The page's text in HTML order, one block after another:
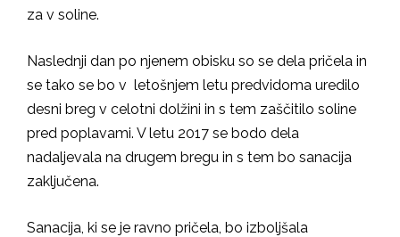
za v soline.
Naslednji dan po njenem obisku so se dela pričela in
se tako se bo v letošnjem letu predvidoma uredilo
desni breg v celotni dolžini in s tem zaščitilo soline
pred poplavami. V letu 2017 se bodo dela
nadaljevala na drugem bregu in s tem bo sanacija
zaključena.
Sanacija, ki se je ravno pričela, bo izboljšala